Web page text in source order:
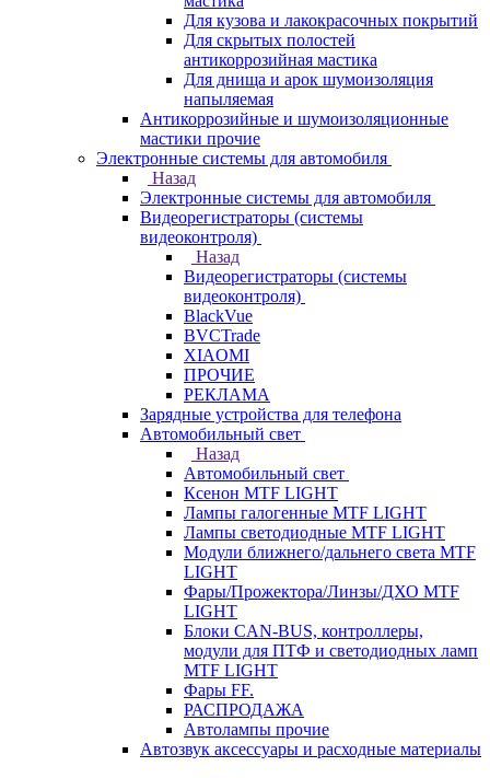
Для кузова и лакокрасочных покрытий
Для скрытых полостей
антикоррозийная мастика
Для днища и арок шумоизоляция
напыляемая
Антикоррозийные и шумоизоляционные
мастики прочие
Электронные системы для автомобиля
Назад
Электронные системы для автомобиля
Видеорегистраторы (системы
видеоконтроля)
Назад
Видеорегистраторы (системы
видеоконтроля)
BlackVue
BVCTrade
XIAOMI
ПРОЧИЕ
РЕКЛАМА
Зарядные устройства для телефона
Автомобильный свет
Назад
Автомобильный свет
Ксенон MTF LIGHT
Лампы галогенные MTF LIGHT
Лампы светодиодные MTF LIGHT
Модули ближнего/дальнего света MTF
LIGHT
Фары/Прожектора/Линзы/ДХО MTF
LIGHT
Блоки CAN-BUS, контроллеры,
модули для ПТФ и светодиодных ламп
MTF LIGHT
Фары FF.
РАСПРОДАЖА
Автолампы прочие
Автозвук аксессуары и расходные материалы